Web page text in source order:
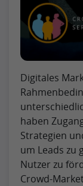
Digitales
haben
Strategien
um Leads zu
Nutzer zu
Crowd-